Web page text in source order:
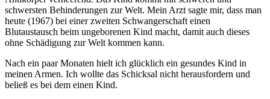
schwersten Behinderungen zur Welt. Mein Arzt sagte mir, dass man
heute (1967) bei einer zweiten Schwangerschaft einen
Blutaustausch beim ungeborenen Kind macht, damit auch dieses
ohne Schädigung zur Welt kommen kann.
Nach ein paar Monaten hielt ich glücklich ein gesundes Kind in
meinen Armen. Ich wollte das Schicksal nicht herausfordern und
beließ es bei dem einen Kind.